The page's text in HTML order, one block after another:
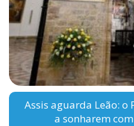
Assis aguarda Leão: o
a sonharem